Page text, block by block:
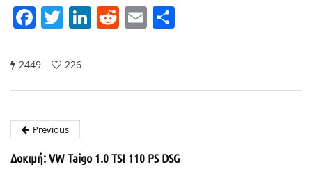
Facebook
Twitter
LinkedIn
Reddit
Email
2449 226
Previous
Δοκιμή: VW Taigo 1.0 TSI 110 PS DSG